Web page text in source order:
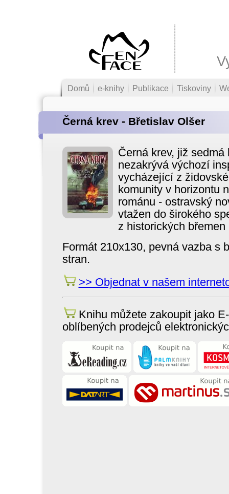
Domů e-knihy Publikace Tiskoviny
Černá krev - Břetislav Olšer
Černá krev, již
nezakrývá výchozí
vycházející z
komunity v horizontu
románu - ostravský
vtažen do širokého
z historických
Formát 210x130, pevná vazba s
stran.
>> Objednat v našem
Knihu můžete zakoupit jako
oblíbených prodejců